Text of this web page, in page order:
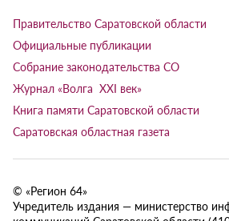
Правительство Саратовской области
Официальные публикации
Собрание законодательства СО
Журнал «Волга XXI век»
Книга памяти Саратовской области
Саратовская областная газета
© «Регион 64»
Учредитель издания — министерство